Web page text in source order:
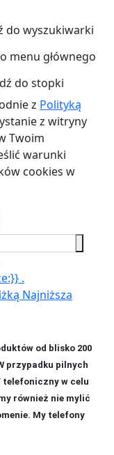
do wyszukiwarki
menu głównego
do stopki
z Polityką
z witryny
Twoim
warunki
cookies w
.
Najniższa
od blisko 200
przypadku pilnych
telefoniczny w celu
również nie mylić
My telefony